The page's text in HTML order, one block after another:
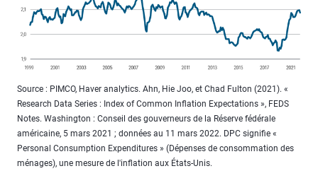
Source : PIMCO, Haver analytics. Ahn, Hie Joo, et Chad Fulton (2021). «
Research Data Series : Index of Common Inflation Expectations », FEDS
Notes. Washington : Conseil des gouverneurs de la Réserve fédérale
américaine, 5 mars 2021 ; données au 11 mars 2022. DPC signifie «
Personal Consumption Expenditures » (Dépenses de consommation des
ménages), une mesure de l'inflation aux États-Unis.